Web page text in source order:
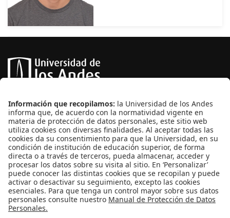
Edificio J - Piso 2 - 3
Teléfono: (+57) 601 3 39 4999 Ext 2767 | 1461
Carrera 1 No.18A - 12
Bogotá, Colombia
Nuestra investigación
Biorremedación y sostenibilidad ambiental